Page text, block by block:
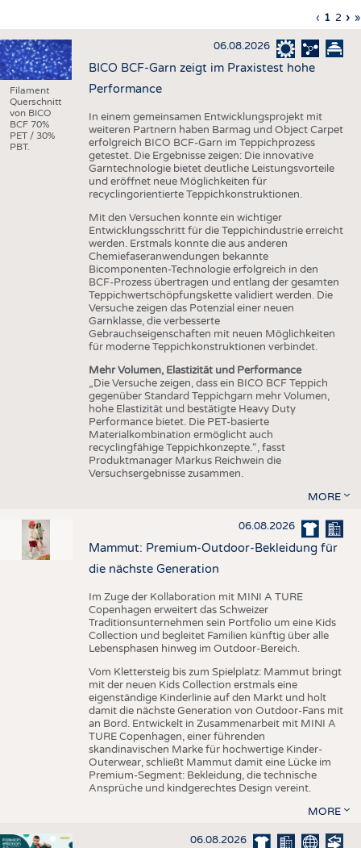
TESTS
BUSINESS
UNTERNEHMEN
AUSSCHREIBUNGEN
DTV AUSSCHREIBUNGSDIENST
STATISTICS
ADRESSEN & LINKS
PUBLIKATIONEN
TERMINE
BRANCHENTERMINE
Seitennummerierung
Seite
‹
Seite
1 Seite
2 › »
Filament
Querschnitt
von BICO
BCF 70%
PET / 30%
PBT.
06.08.2026
BICO BCF-Garn zeigt im Praxistest hohe
Performance
In einem gemeinsamen Entwicklungsprojekt mit
weiteren Partnern haben Barmag und Object Carpet
erfolgreich BICO BCF-Garn im Teppichprozess
getestet. Die Ergebnisse zeigen: Die innovative
Garntechnologie bietet deutliche Leistungsvorteile
und eröffnet neue Möglichkeiten für
recyclingorientierte Teppichkonstruktionen.
Mit den Versuchen konnte ein wichtiger
Entwicklungsschritt für die Teppichindustrie erreicht
werden. Erstmals konnte die aus anderen
Chemiefaseranwendungen bekannte
Bicomponenten-Technologie erfolgreich in den
BCF-Prozess übertragen und entlang der gesamten
Teppichwertschöpfungskette validiert werden. Die
Versuche zeigen das Potenzial einer neuen
Garnklasse, die verbesserte
Gebrauchseigenschaften mit neuen Möglichkeiten
für moderne Teppichkonstruktionen verbindet.
Mehr Volumen, Elastizität und Performance
„Die Versuche zeigen, dass ein BICO BCF Teppich
gegenüber Standard Teppichgarn mehr Volumen,
hohe Elastizität und bestätigte Heavy Duty
Performance bietet. Die PET-basierte
Materialkombination ermöglicht auch
recyclingfähige Teppichkonzepte.“, fasst
Produktmanager Markus Reichwein die
Versuchsergebnisse zusammen.
MORE
06.08.2026
Mammut: Premium-Outdoor-Bekleidung für
die nächste Generation
Im Zuge der Kollaboration mit MINI A TURE
Copenhagen erweitert das Schweizer
Traditionsunternehmen sein Portfolio um eine Kids
Collection und begleitet Familien künftig über alle
Lebensphasen hinweg im Outdoor-Bereich.
Vom Klettersteig bis zum Spielplatz: Mammut bringt
mit der neuen Kids Collection erstmals eine
eigenständige Kinderlinie auf den Markt und holt
damit die nächste Generation von Outdoor-Fans mit
an Bord. Entwickelt in Zusammenarbeit mit MINI A
TURE Copenhagen, einer führenden
skandinavischen Marke für hochwertige Kinder-
Outerwear, schließt Mammut damit eine Lücke im
Premium-Segment: Bekleidung, die technische
Ansprüche und kindgerechtes Design vereint.
MORE
06.08.2026